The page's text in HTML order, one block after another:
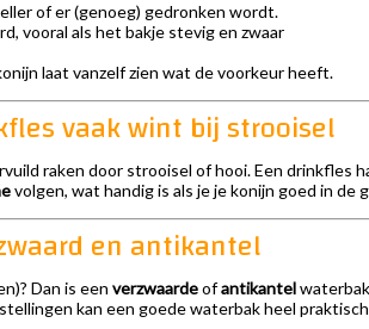
of er (genoeg) gedronken wordt.
vooral als het bakje stevig en zwaar
laat vanzelf zien wat de voorkeur heeft.
vaak wint bij strooisel
raken door strooisel of hooi. Een drinkfles
volgen, wat handig is als je je konijn goed in de
en antikantel
Dan is een verzwaardeofantikantel
kan een goede waterbak heel